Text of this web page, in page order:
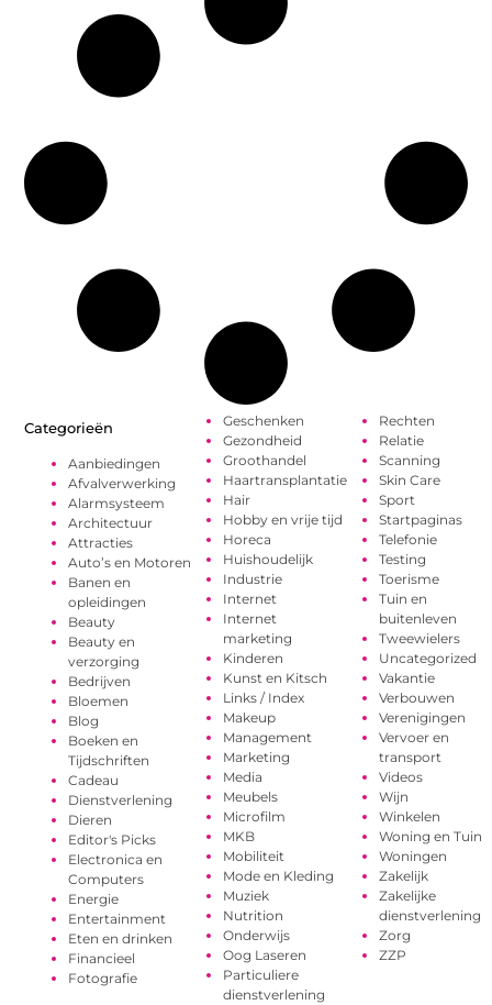
Categorieën
Aanbiedingen
Afvalverwerking
Alarmsysteem
Architectuur
Attracties
Auto’s en Motoren
Banen en
opleidingen
Beauty
Beauty en
verzorging
Bedrijven
Bloemen
Blog
Boeken en
Tijdschriften
Cadeau
Dienstverlening
Dieren
Editor's Picks
Electronica en
Computers
Energie
Entertainment
Eten en drinken
Financieel
Fotografie
Geschenken
Gezondheid
Groothandel
Haartransplantatie
Hair
Hobby en vrije tijd
Horeca
Huishoudelijk
Industrie
Internet
Internet
marketing
Kinderen
Kunst en Kitsch
Links / Index
Makeup
Management
Marketing
Media
Meubels
Microfilm
MKB
Mobiliteit
Mode en Kleding
Muziek
Nutrition
Onderwijs
Oog Laseren
Particuliere
dienstverlening
Rechten
Relatie
Scanning
Skin Care
Sport
Startpaginas
Telefonie
Testing
Toerisme
Tuin en
buitenleven
Tweewielers
Uncategorized
Vakantie
Verbouwen
Verenigingen
Vervoer en
transport
Videos
Wijn
Winkelen
Woning en Tuin
Woningen
Zakelijk
Zakelijke
dienstverlening
Zorg
ZZP